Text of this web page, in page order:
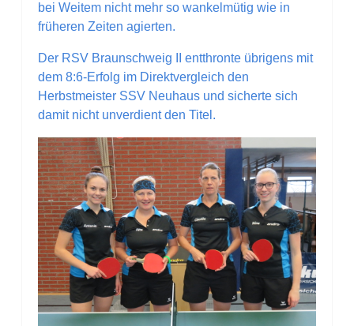
bei Weitem nicht mehr so wankelmütig wie in
früheren Zeiten agierten.
Der RSV Braunschweig II entthronte übrigens mit
dem 8:6-Erfolg im Direktvergleich den
Herbstmeister SSV Neuhaus und sicherte sich
damit nicht unverdient den Titel.